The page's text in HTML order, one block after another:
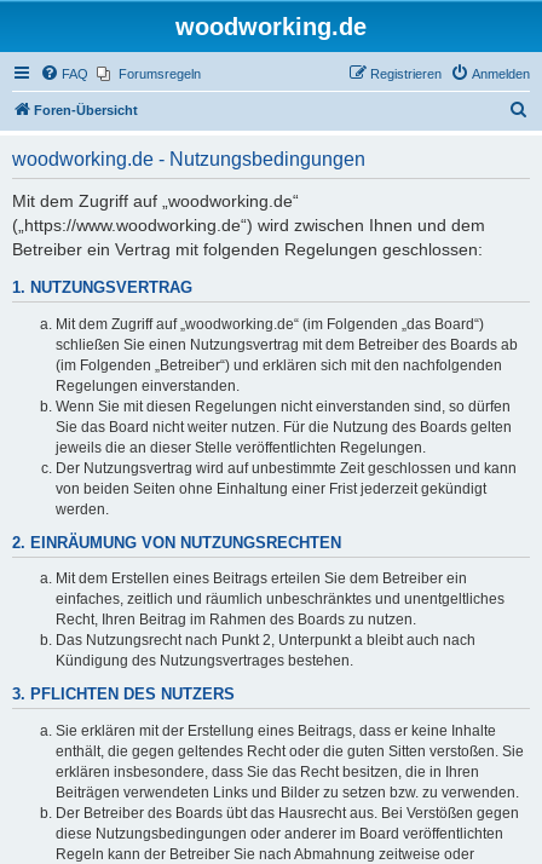
woodworking.de
FAQ Forumsregeln Anmelden
Registrieren
Foren-Übersicht
woodworking.de - Nutzungsbedingungen
Mit dem Zugriff auf „woodworking.de“
(„https://www.woodworking.de“) wird zwischen Ihnen und dem
Betreiber ein Vertrag mit folgenden Regelungen geschlossen:
1. NUTZUNGSVERTRAG
Mit dem Zugriff auf „woodworking.de“ (im Folgenden „das Board“)
schließen Sie einen Nutzungsvertrag mit dem Betreiber des Boards ab
(im Folgenden „Betreiber“) und erklären sich mit den nachfolgenden
Regelungen einverstanden.
Wenn Sie mit diesen Regelungen nicht einverstanden sind, so dürfen
Sie das Board nicht weiter nutzen. Für die Nutzung des Boards gelten
jeweils die an dieser Stelle veröffentlichten Regelungen.
Der Nutzungsvertrag wird auf unbestimmte Zeit geschlossen und kann
von beiden Seiten ohne Einhaltung einer Frist jederzeit gekündigt
werden.
2. EINRÄUMUNG VON NUTZUNGSRECHTEN
Mit dem Erstellen eines Beitrags erteilen Sie dem Betreiber ein
einfaches, zeitlich und räumlich unbeschränktes und unentgeltliches
Recht, Ihren Beitrag im Rahmen des Boards zu nutzen.
Das Nutzungsrecht nach Punkt 2, Unterpunkt a bleibt auch nach
Kündigung des Nutzungsvertrages bestehen.
3. PFLICHTEN DES NUTZERS
Sie erklären mit der Erstellung eines Beitrags, dass er keine Inhalte
enthält, die gegen geltendes Recht oder die guten Sitten verstoßen. Sie
erklären insbesondere, dass Sie das Recht besitzen, die in Ihren
Beiträgen verwendeten Links und Bilder zu setzen bzw. zu verwenden.
Der Betreiber des Boards übt das Hausrecht aus. Bei Verstößen gegen
diese Nutzungsbedingungen oder anderer im Board veröffentlichten
Regeln kann der Betreiber Sie nach Abmahnung zeitweise oder